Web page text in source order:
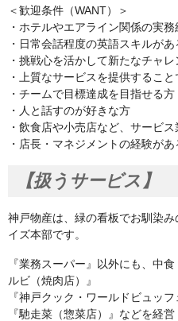
＜歓迎条件（WANT）＞
・ホテルやエアライン関係の実務
・日常会話程度の英語スキルがあ
・挑戦心を活かして新たなチャ
・上質なサービスを提供するこ
・チームで目標達成を目指せる
・人と話すのが好きな方
・飲食店や小売店など、サービ
・店長・マネジメントの経験があ
【扱うサービス】
神戸物産は、緑の看板でお馴染
イズ本部です。
『業務スーパー』以外にも、中
ルビ（焼肉店）』
『神戸クック・ワールドビュッ
『馳走菜（惣菜店）』などを経